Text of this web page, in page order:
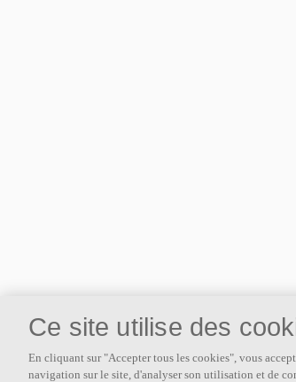
À propos d'Ecophon
Ce site utilise des
En cliquant sur "Accepter tous les cookies", vous
navigation sur le site, d'analyser son utilisation et de